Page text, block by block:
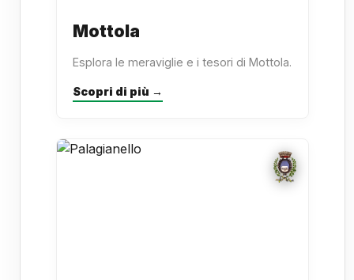
Mottola
Esplora le meraviglie e i tesori di Mottola.
Scopri di più →